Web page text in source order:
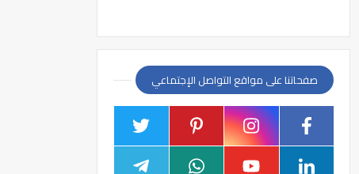
صفحاتنا على مواقع التواصل الإجتماعي